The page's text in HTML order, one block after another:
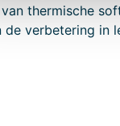
thermische
verbetering in